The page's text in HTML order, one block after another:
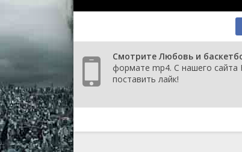
Смотрите Любовь и
формате mp4. С нашего сайта
поставить лайк!